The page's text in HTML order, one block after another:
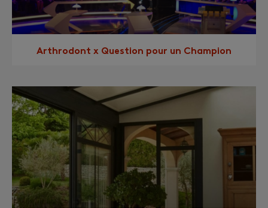
Arthrodont x Question pour un Champion